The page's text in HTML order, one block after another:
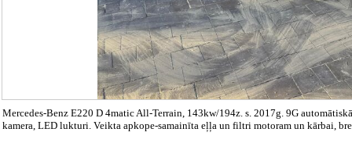
Mercedes-Benz E220 D 4matic All-Terrain, 143kw/194z. s. 2017g. 9G
kamera, LED lukturi. Veikta apkope-samainīta eļļa un filtri motoram un kārbai,